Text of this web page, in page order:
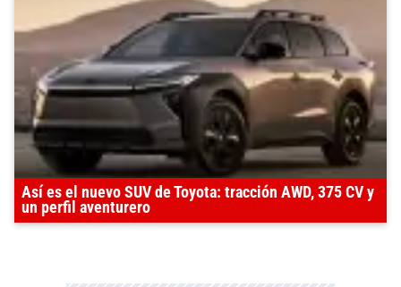
Así es el nuevo SUV de Toyota: tracción AWD, 375 CV y
un perfil aventurero